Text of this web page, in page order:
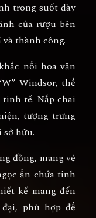
trong suốt dày
của rượu bên
thành công.
nổi hoa văn
Windsor, thể
tế. Nắp chai
tượng trưng
sở hữu.
đồng, mang vẻ
ẩn chứa tinh
kế mang đến
, phù hợp để